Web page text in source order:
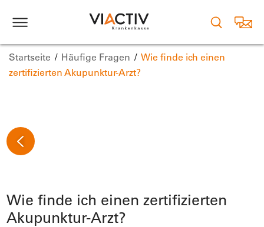
Startseite Häufige Fragen
Wie finde ich einen
zertifizierten Akupunktur-Arzt?
Wie finde ich einen zertifizierten
Akupunktur-Arzt?